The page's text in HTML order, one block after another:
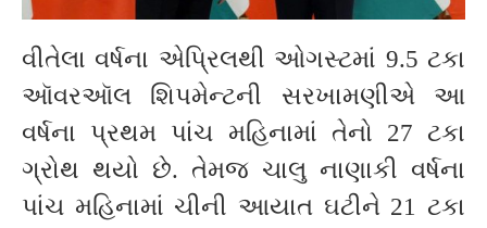
વીતેલા વર્ષના એપ્રિલથી ઓગસ્ટમાં 9.5 ટકા
ઑવરઑલ શિપમેન્ટની સરખામણીએ આ
વર્ષના પ્રથમ પાંચ મહિનામાં તેનો 27 ટકા
ગ્રોથ થયો છે. તેમજ ચાલુ નાણાકી વર્ષના
પાંચ મહિનામાં ચીની આયાત ઘટીને 21 ટકા